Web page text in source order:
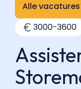
Alle vacatures
3000-3600